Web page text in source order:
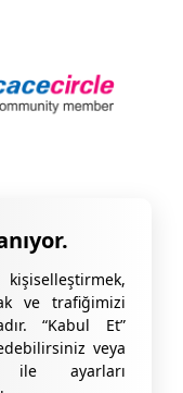
ve trafiğimizi
“Kabul Et”
veya
ile ayarları
Bilgilendirme